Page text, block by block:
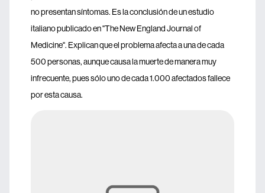
no presentan síntomas. Es la conclusión de un estudio
italiano publicado en "The New England Journal of
Medicine". Explican que el problema afecta a una de cada
500 personas, aunque causa la muerte de manera muy
infrecuente, pues sólo uno de cada 1.000 afectados fallece
por esta causa.